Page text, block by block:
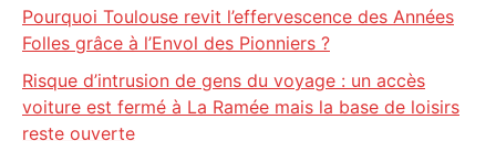
Pourquoi Toulouse revit l’effervescence des Années
Folles grâce à l’Envol des Pionniers ?
Risque d’intrusion de gens du voyage : un accès
voiture est fermé à La Ramée mais la base de loisirs
reste ouverte